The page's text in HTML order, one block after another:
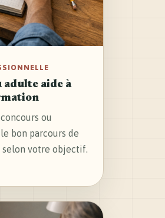
adulte aide à
ou
bon parcours de
selon votre objectif.